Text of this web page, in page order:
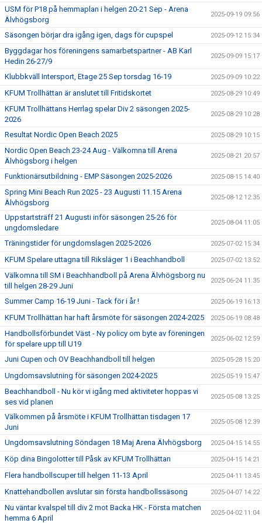
USM för P18 på hemmaplan i helgen 20-21 Sep - Arena
Älvhögsborg
2025-09-19 09:56
Säsongen börjar dra igång igen, dags för cupspel 2025-09-12 15:34
Byggdagar hos föreningens samarbetspartner - AB Karl
Hedin 26-27/9
2025-09-09 15:17
Klubbkväll Intersport, Etage 25 Sep torsdag 16-19 2025-09-09 10:22
KFUM Trollhättan är anslutet till Fritidskortet 2025-08-29 10:49
KFUM Trollhättans Herrlag spelar Div 2 säsongen 2025-
2026
2025-08-29 10:28
Resultat Nordic Open Beach 2025 2025-08-29 10:15
Nordic Open Beach 23-24 Aug - Välkomna till Arena
Älvhögsborg i helgen
2025-08-21 20:57
Funktionärsutbildning - EMP Säsongen 2025-2026 2025-08-15 14:40
Spring Mini Beach Run 2025 - 23 Augusti 11.15 Arena
Älvhögsborg
2025-08-12 12:35
Uppstartsträff 21 Augusti inför säsongen 25-26 för
ungdomsledare
2025-08-04 11:05
Träningstider för ungdomslagen 2025-2026 2025-07-02 15:34
KFUM Spelare uttagna till Riksläger 1 i Beachhandboll 2025-07-02 13:52
Välkomna till SM i Beachhandboll på Arena Älvhögsborg nu
till helgen 28-29 Juni
2025-06-24 11:35
Summer Camp 16-19 Juni - Tack för i år ! 2025-06-19 16:13
KFUM Trollhättan har haft årsmöte för säsongen 2024-2025 2025-06-19 08:48
Handbollsförbundet Väst - Ny policy om byte av föreningen
för spelare upp till U19
2025-06-02 12:59
Juni Cupen och OV Beachhandboll till helgen 2025-05-28 15:20
Ungdomsavslutning för säsongen 2024-2025 2025-05-19 15:47
Beachhandboll - Nu kör vi igång med aktiviteter hoppas vi
ses vid planen
2025-05-08 13:25
Välkommen på årsmöte i KFUM Trollhättan tisdagen 17
Juni
2025-05-08 12:39
Ungdomsavslutning Söndagen 18 Maj Arena Älvhögsborg 2025-04-15 14:55
Köp dina Bingolotter till Påsk av KFUM Trollhättan 2025-04-15 14:21
Flera handbollscuper till helgen 11-13 April 2025-04-11 13:45
Knattehandbollen avslutar sin första handbollssäsong 2025-04-07 14:22
Nu väntar kvalspel till div 2 mot Backa HK - Första matchen
hemma 6 April
2025-04-02 11:04